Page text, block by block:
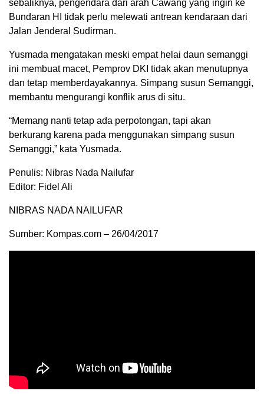
sebaliknya, pengendara dari arah Cawang yang ingin ke
Bundaran HI tidak perlu melewati antrean kendaraan dari
Jalan Jenderal Sudirman.
Yusmada mengatakan meski empat helai daun semanggi
ini membuat macet, Pemprov DKI tidak akan menutupnya
dan tetap memberdayakannya. Simpang susun Semanggi,
membantu mengurangi konflik arus di situ.
“Memang nanti tetap ada perpotongan, tapi akan
berkurang karena pada menggunakan simpang susun
Semanggi,” kata Yusmada.
Penulis: Nibras Nada Nailufar
Editor: Fidel Ali
NIBRAS NADA NAILUFAR
Sumber: Kompas.com – 26/04/2017